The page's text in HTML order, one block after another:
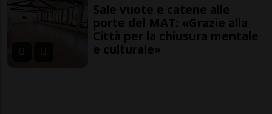
Sale vuote e catene alle
porte del MAT: «Grazie alla
Città per la chiusura mentale
e culturale»